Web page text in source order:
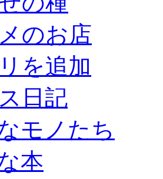
のお店
を追加
日記
モノたち
本